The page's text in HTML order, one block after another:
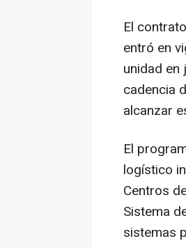
El
entró en
unidad en
cadencia
alcanzar
El
logístico
Centros
Sistema
sistemas